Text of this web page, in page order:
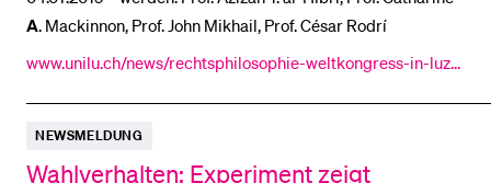
A. Mackinnon, Prof. John Mikhail, Prof. César Rodrí
www.unilu.ch/news/rechtsphilosophie-weltkongress-in-luze
NEWSMELDUNG
Wahlverhalten: Experiment zeigt
BELIEBTE INHALTE
Vorlesungsverzeichnis
Bibliothek
Sportangebot